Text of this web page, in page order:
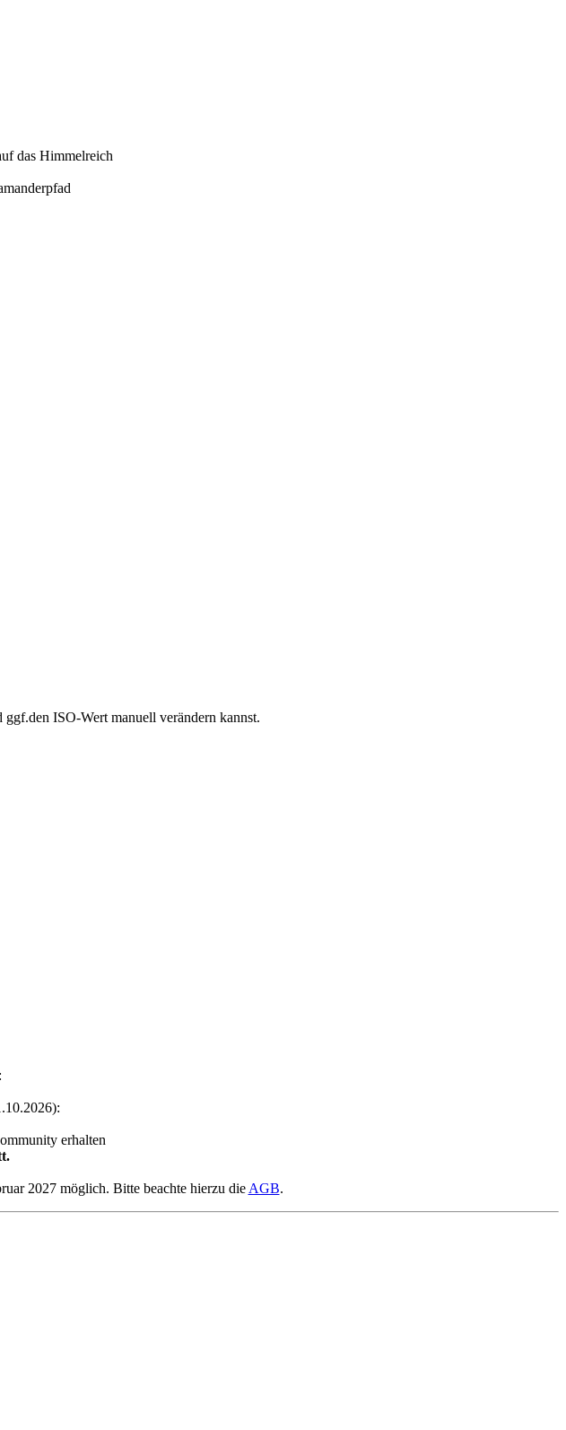
das Himmelreich
ISO-Wert manuell verändern kannst.
erhalten
2027 möglich. Bitte beachte hierzu die AGB.